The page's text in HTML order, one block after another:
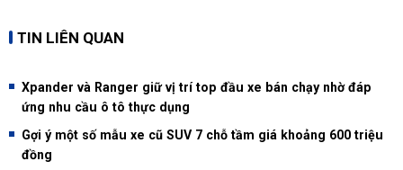
TIN LIÊN QUAN
Xpander và Ranger giữ vị trí top đầu xe bán chạy nhờ đáp
ứng nhu cầu ô tô thực dụng
Gợi ý một số mẫu xe cũ SUV 7 chỗ tầm giá khoảng 600 triệu
đồng